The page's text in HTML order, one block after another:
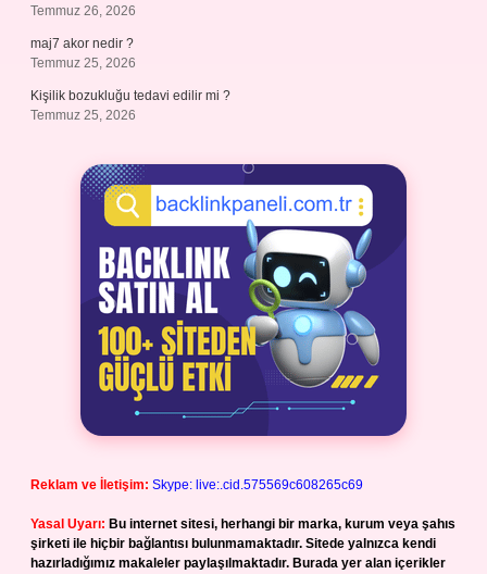
Temmuz 26, 2026
maj7 akor nedir ?
Temmuz 25, 2026
Kişilik bozukluğu tedavi edilir mi ?
Temmuz 25, 2026
Reklam ve İletişim: Skype: live:.cid.575569c608265c69
Yasal Uyarı: Bu internet sitesi, herhangi bir marka, kurum veya şahıs
şirketi ile hiçbir bağlantısı bulunmamaktadır. Sitede yalnızca kendi
hazırladığımız makaleler paylaşılmaktadır. Burada yer alan içerikler